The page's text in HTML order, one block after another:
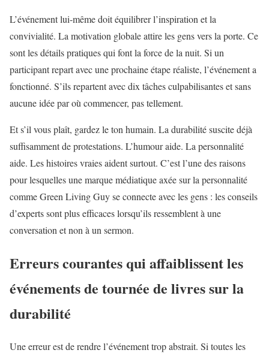
L’événement lui-même doit équilibrer l’inspiration et la
convivialité. La motivation globale attire les gens vers la porte. Ce
sont les détails pratiques qui font la force de la nuit. Si un
participant repart avec une prochaine étape réaliste, l’événement a
fonctionné. S’ils repartent avec dix tâches culpabilisantes et sans
aucune idée par où commencer, pas tellement.
Et s’il vous plaît, gardez le ton humain. La durabilité suscite déjà
suffisamment de protestations. L’humour aide. La personnalité
aide. Les histoires vraies aident surtout. C’est l’une des raisons
pour lesquelles une marque médiatique axée sur la personnalité
comme Green Living Guy se connecte avec les gens : les conseils
d’experts sont plus efficaces lorsqu’ils ressemblent à une
conversation et non à un sermon.
Erreurs courantes qui affaiblissent les
événements de tournée de livres sur la
durabilité
Une erreur est de rendre l’événement trop abstrait. Si toutes les